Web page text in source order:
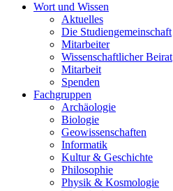
Wort und Wissen
Aktuelles
Die Studiengemeinschaft
Mitarbeiter
Wissenschaftlicher Beirat
Mitarbeit
Spenden
Fachgruppen
Archäologie
Biologie
Geowissenschaften
Informatik
Kultur & Geschichte
Philosophie
Physik & Kosmologie